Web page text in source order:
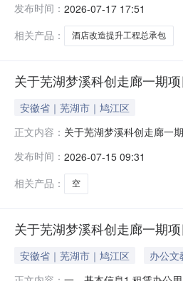
注册建造师不少于3人。”
专业注册建造师不少于3人
发布时间： 2026-07-17 17:51
相关产品：
酒店改造提升工程总承包
关于芜湖梦溪科创走廊一期
安徽省｜芜湖市｜鸠江区
正文内容： 关于芜湖梦溪科创走廊一
发布时间： 2026-07-15 09:31
相关产品：
空
关于芜湖梦溪科创走廊一期
安徽省｜芜湖市｜鸠江区 办公文